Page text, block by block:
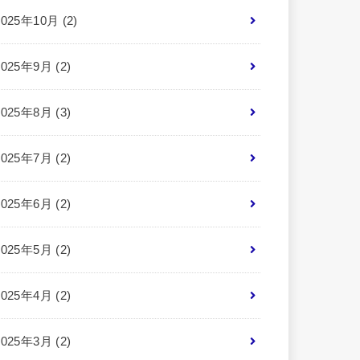
年10月 (2)
年9月 (2)
年8月 (3)
年7月 (2)
年6月 (2)
年5月 (2)
年4月 (2)
年3月 (2)